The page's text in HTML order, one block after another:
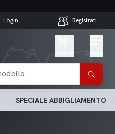
Login Registrati
SPECIALE ABBIGLIAMENTO